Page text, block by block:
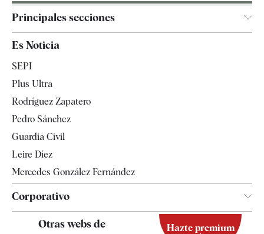
Principales secciones
España
Televisión
Es Noticia
SEPI
Plus Ultra
Rodríguez Zapatero
Pedro Sánchez
Guardia Civil
Leire Díez
Mercedes González Fernández
Corporativo
Contacto
Otras webs de Hazte premium